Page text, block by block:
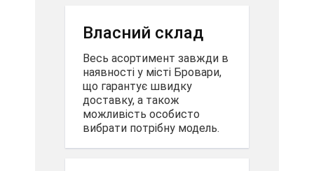
Власний склад
Весь асортимент завжди в
наявності у місті Бровари,
що гарантує швидку
доставку, а також
можливість особисто
вибрати потрібну модель.